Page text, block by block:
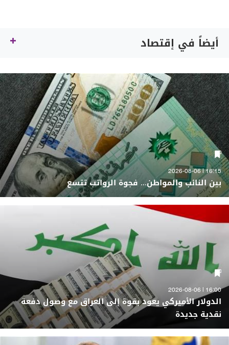
أيضاً في إقتصاد
16:15 | 2026-08-06
بين النائب والمواطن... فجوة الرواتب تتسع
16:00 | 2026-08-06
الدولار الأميركي يعود بقوة إلى العراق مع وصول دفعة
نقدية جديدة